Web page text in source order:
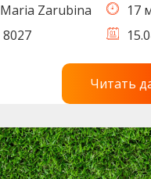
Maria Zarubina
17
8027
Читать